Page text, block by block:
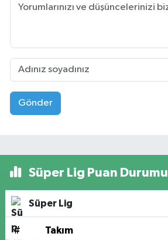
Gönder
Süper Lig Puan Durumu
Süper Lig
# Takım